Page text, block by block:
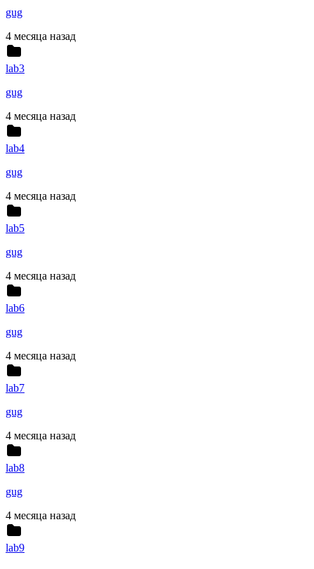
gug
4 месяца назад
lab3
gug
4 месяца назад
lab4
gug
4 месяца назад
lab5
gug
4 месяца назад
lab6
gug
4 месяца назад
lab7
gug
4 месяца назад
lab8
gug
4 месяца назад
lab9